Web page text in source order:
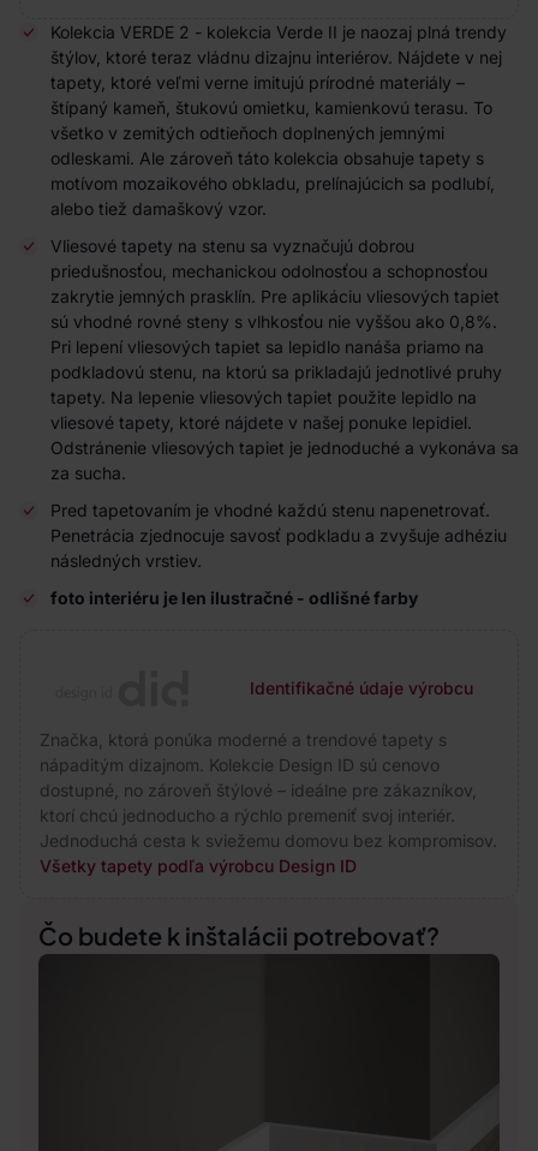
Kolekcia VERDE 2 - kolekcia Verde II je naozaj plná trendy
štýlov, ktoré teraz vládnu dizajnu interiérov. Nájdete v nej
tapety, ktoré veľmi verne imitujú prírodné materiály –
štípaný kameň, štukovú omietku, kamienkovú terasu. To
všetko v zemitých odtieňoch doplnených jemnými
odleskami. Ale zároveň táto kolekcia obsahuje tapety s
motívom mozaikového obkladu, prelínajúcich sa podlubí
alebo tiež damaškový vzor.
Vliesové tapety na stenu sa vyznačujú dobrou
priedušnosťou, mechanickou odolnosťou a schopnosťou
zakrytie jemných prasklín. Pre aplikáciu vliesových tapiet
sú vhodné rovné steny s vlhkosťou nie vyššou ako 0,8%.
Pri lepení vliesových tapiet sa lepidlo nanáša priamo na
podkladovú stenu, na ktorú sa prikladajú jednotlivé pruhy
tapety. Na lepenie vliesových tapiet použite lepidlo na
vliesové tapety, ktoré nájdete v našej ponuke lepidiel.
Odstránenie vliesových tapiet je jednoduché a vykonáva sa
za sucha.
Pred tapetovaním je vhodné každú stenu napenetrovať.
Penetrácia zjednocuje savosť podkladu a zvyšuje adhéziu
následných vrstiev.
foto interiéru je len ilustračné - odlišné farby
Identifikačné údaje výrobcu
Značka, ktorá ponúka moderné a trendové tapety s
nápaditým dizajnom. Kolekcie Design ID sú cenovo
dostupné, no zároveň štýlové – ideálne pre zákazníkov,
ktorí chcú jednoducho a rýchlo premeniť svoj interiér.
Jednoduchá cesta k sviežemu domovu bez kompromisov.
Všetky tapety podľa výrobcu Design ID
Čo budete k inštalácii potrebovať?